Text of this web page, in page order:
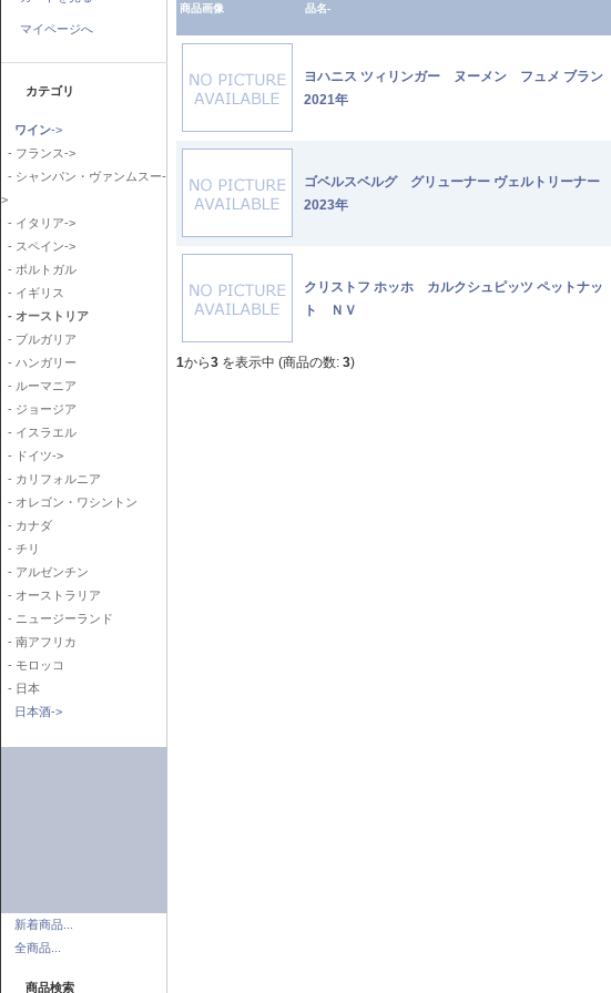
マイページへ
カテゴリ
ワイン->
- フランス->
- シャンパン・ヴァンムスー-
>
- イタリア->
- スペイン->
- ポルトガル
- イギリス
- オーストリア
- ブルガリア
- ハンガリー
- ルーマニア
- ジョージア
- イスラエル
- ドイツ->
- カリフォルニア
- オレゴン・ワシントン
- カナダ
- チリ
- アルゼンチン
- オーストラリア
- ニュージーランド
- 南アフリカ
- モロッコ
- 日本
日本酒->
新着商品...
全商品...
商品検索
商品画像 品名-
ヨハニス ツィリンガー ヌーメン フュメ ブラン
2021年
ゴベルスベルグ グリューナー ヴェルトリーナー
2023年
クリストフ ホッホ カルクシュピッツ ペットナッ
ト ＮＶ
1から3 を表示中 (商品の数: 3)